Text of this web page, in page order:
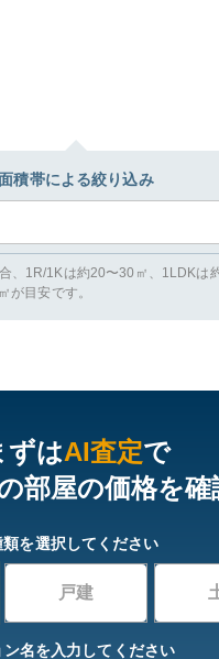
積帯による絞り込み
、1R/1Kは約20〜30㎡、1LDKは
が目安です。
ずはAI査定で
部屋の価格を確
を選択してください
戸建
ン名を入力してください